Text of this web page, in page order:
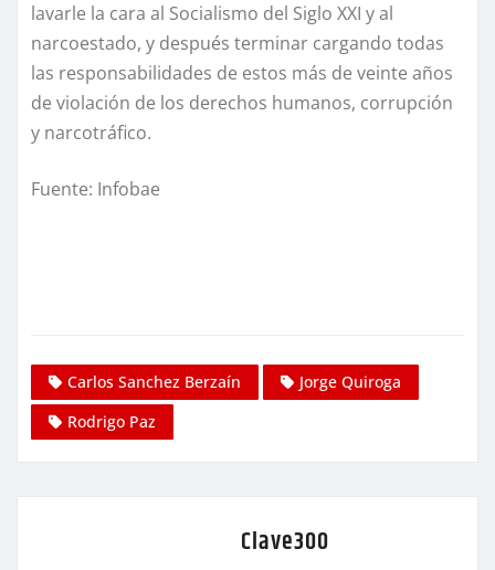
lavarle la cara al Socialismo del Siglo XXI y al
narcoestado, y después terminar cargando todas
las responsabilidades de estos más de veinte años
de violación de los derechos humanos, corrupción
y narcotráfico.
Fuente: Infobae
Carlos Sanchez Berzaín
Jorge Quiroga
Rodrigo Paz
Clave300